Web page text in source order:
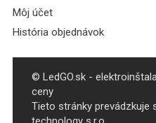
Môj účet
História objednávok
© LedGO.sk -
ceny
Tieto stránky prevádzkuje